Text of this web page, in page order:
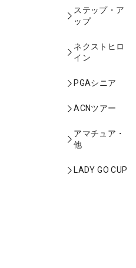
ステップ・ア
ップ
ネクストヒロ
イン
PGAシニア
ACNツアー
アマチュア・
他
LADY GO CUP